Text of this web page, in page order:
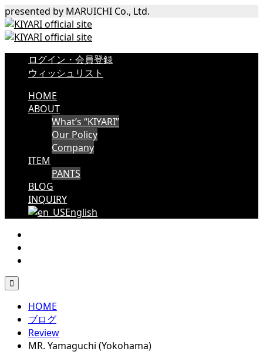
presented by MARUICHI Co., Ltd.
ログイン・会員登録
ウィッシュリスト
HOME
ABOUT
What’s “KIYARI”
Our Policy
Company
ITEM
PANTS
BLOG
INQUIRY
English

HOME
ブログ
Review
MR. Yamaguchi (Yokohama)